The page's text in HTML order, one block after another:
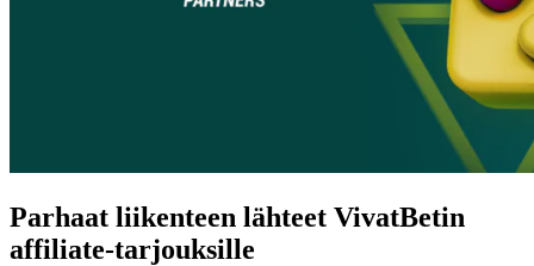
Parhaat liikenteen lähteet VivatBetin
affiliate-tarjouksille